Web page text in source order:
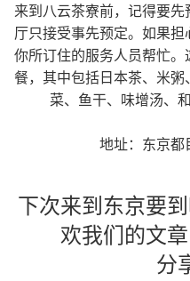
来到八云茶寮前，记得要
厅只接受事先预定。如果
你所订住的服务人员帮忙
餐，其中包括日本茶、米
菜、鱼干、味增汤、
地址：东京
下次来到东京要
欢我们的文
分